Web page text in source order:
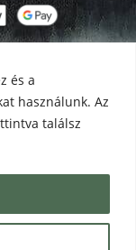
és a
használunk. Az
találsz